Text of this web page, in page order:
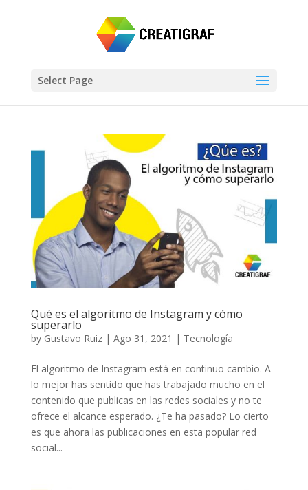
Select Page
Qué es el algoritmo de Instagram y cómo
superarlo
by Gustavo Ruiz| Ago 31, 2021 | Tecnología
El algoritmo de Instagram está en continuo cambio. A
lo mejor has sentido que has trabajado mucho en el
contenido que publicas en las redes sociales y no te
ofrece el alcance esperado. ¿Te ha pasado? Lo cierto
es que ahora las publicaciones en esta popular red
social...